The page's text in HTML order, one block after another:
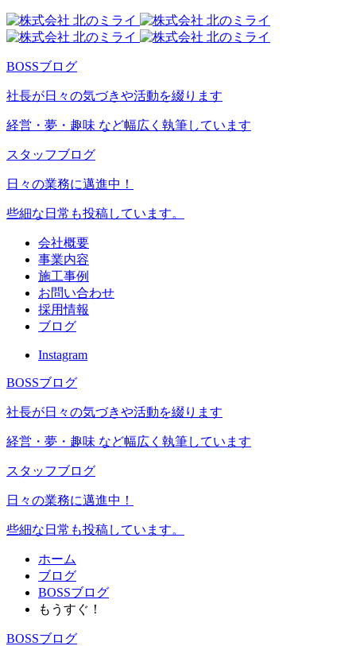
BOSSブログ
社長が日々の気づきや活動を綴ります
経営・夢・趣味 など幅広く執筆しています
スタッフブログ
日々の業務に邁進中！
些細な日常も投稿しています。
会社概要
事業内容
施工事例
お問い合わせ
採用情報
ブログ
Instagram
BOSSブログ
社長が日々の気づきや活動を綴ります
経営・夢・趣味 など幅広く執筆しています
スタッフブログ
日々の業務に邁進中！
些細な日常も投稿しています。
ホーム
ブログ
BOSSブログ
もうすぐ！
BOSSブログ